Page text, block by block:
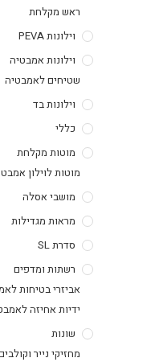
ראש מקלחת
וילונות PEVA
וילונות אמבטיה
שטיחים לאמבטיה
וילונות בד
כללי
מוטות מקלחת
מוטות לוילון
מושבי אסלה
מראות מגדילות
סדרת SL
רשתות ומדפים
אביזרי בטיחות
ידיות אחיזה
שונות
מחזיקי נייר